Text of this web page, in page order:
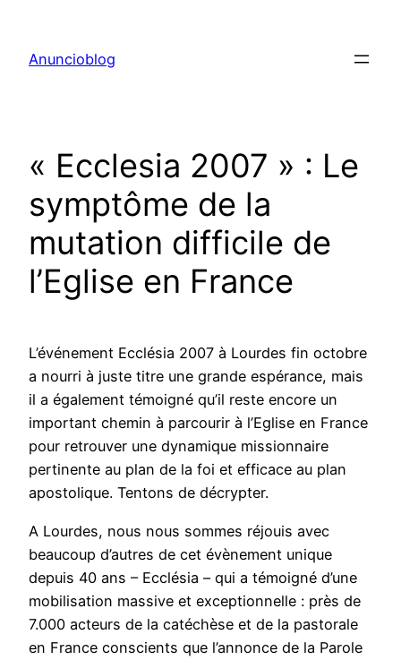
contenu
Anuncioblog
« Ecclesia 2007 » : Le
symptôme de la
mutation difficile de
l’Eglise en France
L’événement Ecclésia 2007 à Lourdes fin octobre
a nourri à juste titre une grande espérance, mais
il a également témoigné qu’il reste encore un
important chemin à parcourir à l’Eglise en France
pour retrouver une dynamique missionnaire
pertinente au plan de la foi et efficace au plan
apostolique. Tentons de décrypter.
A Lourdes, nous nous sommes réjouis avec
beaucoup d’autres de cet évènement unique
depuis 40 ans – Ecclésia – qui a témoigné d’une
mobilisation massive et exceptionnelle : près de
7.000 acteurs de la catéchèse et de la pastorale
en France conscients que l’annonce de la Parole